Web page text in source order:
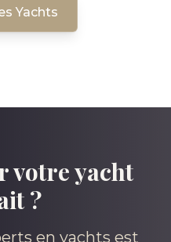
Yachts
votre yacht
?
en yachts est